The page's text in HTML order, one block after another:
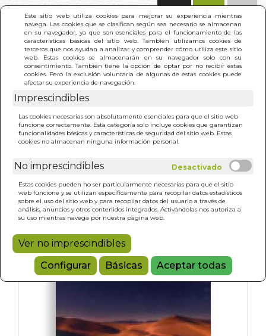
Este sitio web utiliza cookies para mejorar su experiencia mientras
navega. Las cookies que se clasifican según sea necesario se almacenan
en su navegador, ya que son esenciales para el funcionamiento de las
características básicas del sitio web. También utilizamos cookies de
terceros que nos ayudan a analizar y comprender cómo utiliza este sitio
web. Estas cookies se almacenarán en su navegador solo con su
consentimiento. También tiene la opción de optar por no recibir estas
cookies. Pero la exclusión voluntaria de algunas de estas cookies puede
afectar su experiencia de navegación.
Imprescindibles
Las cookies necesarias son absolutamente esenciales para que el sitio web
funcione correctamente. Esta categoría solo incluye cookies que garantizan
funcionalidades básicas y características de seguridad del sitio web. Estas
cookies no almacenan ninguna información personal.
No imprescindibles
Estas cookies pueden no ser particularmente necesarias para que el sitio
web funcione y se utilizan específicamente para recopilar datos estadísticos
sobre el uso del sitio web y para recopilar datos del usuario a través de
análisis, anuncios y otros contenidos integrados. Activándolas nos autoriza a
su uso mientras navega por nuestra página web.
Ver no imprescindibles
Configurar
Básicas Aceptar todas
INICIO > DONDE HABITAN LOS FARAONES